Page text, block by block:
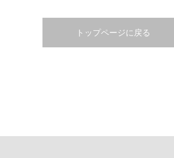
トップページに戻る